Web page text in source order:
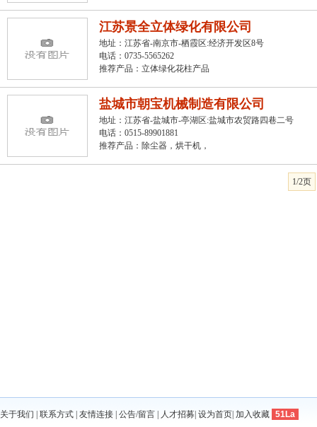
江苏景全立体绿化有限公司
地址：江苏省-南京市-栖霞区:经济开发区8号
电话：0735-5565262
推荐产品： 立体绿化花柱产品
盐城市朝宝机械制造有限公司
地址：江苏省-盐城市-亭湖区:盐城市农贸路四巷二号
电话：0515-89901881
推荐产品： 除尘器，烘干机，
1/2页
关于我们 联系方式 友情连接 公告/留言 人才招募 设为首页 加入收藏 51La